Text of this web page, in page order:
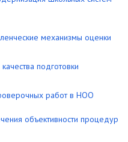
механизмы оценки
подготовки
работ в НОО
объективности процедур